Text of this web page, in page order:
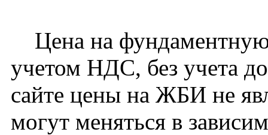
Цена на фундаментную
учетом НДС, без учета
сайте цены на ЖБИ не
могут меняться в